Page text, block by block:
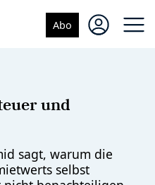
Abo
und
sagt, warum die
selbst